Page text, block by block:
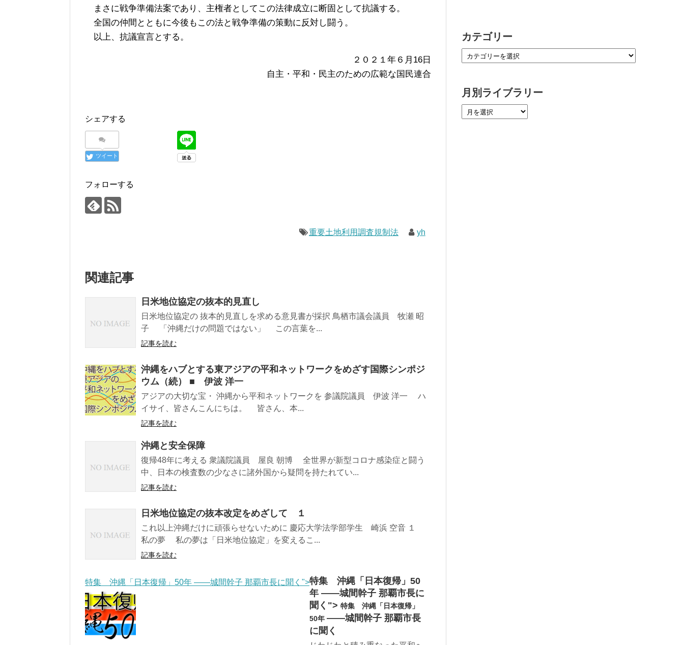
まさに戦争準備法案であり、主権者としてこの法律成立に断固として抗議する。
全国の仲間とともに今後もこの法と戦争準備の策動に反対し闘う。
以上、抗議宣言とする。
２０２１年６月16日
自主・平和・民主のための広範な国民連合
シェアする
ツイート
フォローする
重要土地利用調査規制法 yh
関連記事
日米地位協定の抜本的見直し
日米地位協定の 抜本的見直しを求める意見書が採択 鳥栖市議会議員 牧瀬 昭
子 「沖縄だけの問題ではない」 この言葉を...
記事を読む
沖縄をハブとする東アジアの平和ネットワークをめざす国際シンポジ
ウム（続） ■ 伊波 洋一
アジアの大切な宝・ 沖縄から平和ネットワークを 参議院議員 伊波 洋一 ハ
イサイ、皆さんこんにちは。 皆さん、本...
記事を読む
沖縄と安全保障
復帰48年に考える 衆議院議員 屋良 朝博 全世界が新型コロナ感染症と闘う
中、日本の検査数の少なさに諸外国から疑問を持たれてい...
記事を読む
日米地位協定の抜本改定をめざして １
これ以上沖縄だけに頑張らせないために 慶応大学法学部学生 崎浜 空音 １
私の夢 私の夢は「日米地位協定」を変えるこ...
記事を読む
特集 沖縄「日本復帰」50年 ――城間幹子 那覇市長に聞く">特集 沖縄「日本復帰」50
年 ――城間幹子 那覇市長に
聞く"> 特集 沖縄「日本復帰」
50年 ――城間幹子 那覇市長
に聞く
カテゴリー
月別ライブラリー